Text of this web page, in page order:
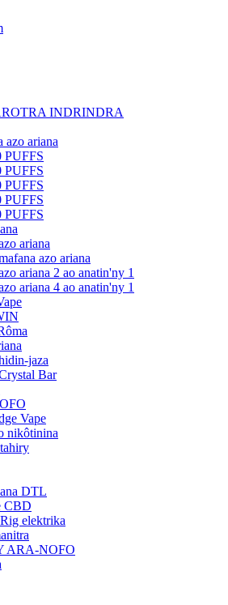
INDRINDRA
azo ariana
PUFFS
PUFFS
PUFFS
PUFFS
PUFFS
ariana
azo ariana
ariana 2 ao anatin'ny 1
ariana 4 ao anatin'ny 1
jaza
Bar
Vape
nikôtinina
DTL
CBD
elektrika
ARA-NOFO